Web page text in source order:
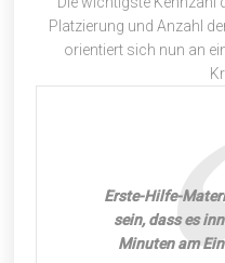
Platzierung und Anzahl
orientiert sich nun an
Erste-Hilfe-
sein, dass es
Minuten am